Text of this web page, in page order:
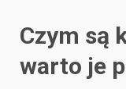
Czym są
warto je